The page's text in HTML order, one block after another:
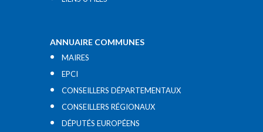
ANNUAIRE COMMUNES
MAIRES
EPCI
CONSEILLERS DÉPARTEMENTAUX
CONSEILLERS RÉGIONAUX
DÉPUTÉS EUROPÉENS